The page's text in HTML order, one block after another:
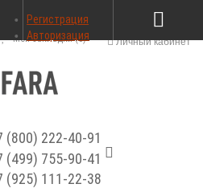
Личный кабинет
Мои закладки (0)
(800) 222-40-91
(499) 755-90-41
(925) 111-22-38
Регистрация
Авторизация